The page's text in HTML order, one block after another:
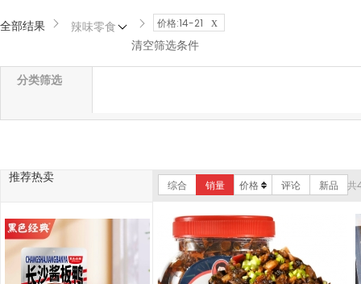
全部结果 辣味零食 价格:14-21 x
清空筛选条件
分类筛选
推荐热卖
综合 销量 价格 评论 新品 共